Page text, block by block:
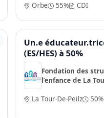
Orbe 55% CDI
Un.e
(ES/HES) à 50%
Fondation des
l’enfance de La
La Tour-De-Peilz
50%